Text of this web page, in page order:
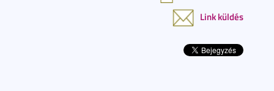
Link küldés